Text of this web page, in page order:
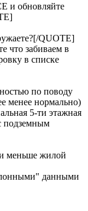
и обновляйте
QUOTE]
что забиваем в
в списке
по поводу
менее нормально)
5-ти этажная
подземным
меньше жилой
данными